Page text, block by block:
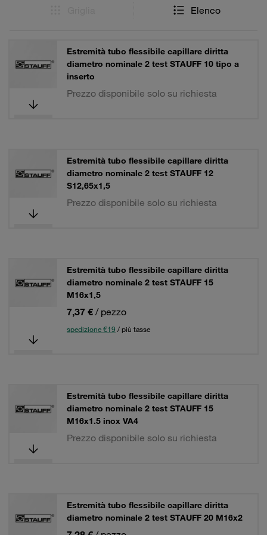
Elenco
Estremità tubo flessibile capillare diritta
diametro nominale 2 test STAUFF 10 tipo a
inserto
Prezzo disponibile solo su richiesta
Estremità tubo flessibile capillare diritta
diametro nominale 2 test STAUFF 12
S12,65x1,5
Prezzo disponibile solo su richiesta
Estremità tubo flessibile capillare diritta
diametro nominale 2 test STAUFF 15
M16x1,5
7,37 € / pezzo
spedizione €19 / più tasse
Estremità tubo flessibile capillare diritta
diametro nominale 2 test STAUFF 15
M16x1.5 inox VA4
Prezzo disponibile solo su richiesta
Estremità tubo flessibile capillare diritta
diametro nominale 2 test STAUFF 20 M16x2